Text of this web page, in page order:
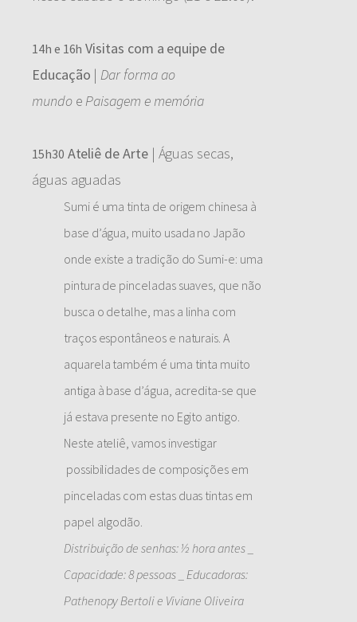
14h e 16h Visitas com a equipe de
Educação |Dar forma ao
mundo ePaisagem e memória
15h30 Ateliê de Arte| Águas secas,
águas aguadas
Sumi é uma tinta de origem chinesa à
base d’água, muito usada no Japão
onde existe a tradição do Sumi-e: uma
pintura de pinceladas suaves, que não
busca o detalhe, mas a linha com
traços espontâneos e naturais. A
aquarela também é uma tinta muito
antiga à base d’água, acredita-se que
já estava presente no Egito antigo.
Neste ateliê, vamos investigar
possibilidades de composições em
pinceladas com estas duas tintas em
papel algodão.
Distribuição de senhas: ½ hora antes _
Capacidade: 8 pessoas _ Educadoras:
Pathenopy Bertoli e Viviane Oliveira